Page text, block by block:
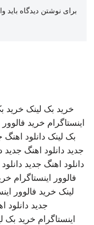
برای نوشتن دیدگاه باید
خرید بک لینک خرید
اینستاگرام خرید فالوور
بک لینک دانلود اهنگ
جدید دانلود اهنگ جدید
دانلود اهنگ جدید
فالوور اینستاگرام
لینک خرید فالوور
جدید دانلود
اینستاگرام خرید بک